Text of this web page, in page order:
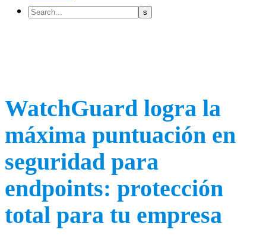
WatchGuard logra la
máxima puntuación en
seguridad para
endpoints: protección
total para tu empresa